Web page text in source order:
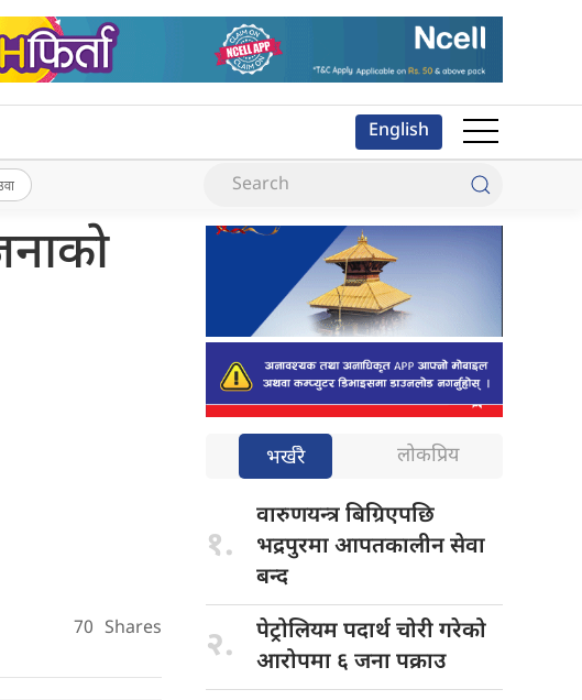
English
70 Shares
भर्खरै लोकप्रिय
१.
वारुणयन्त्र बिग्रिएपछि
भद्रपुरमा आपतकालीन सेवा
बन्द
२. पेट्रोलियम पदार्थचोरी गरेको
आरोपमा ६ जना पक्राउ